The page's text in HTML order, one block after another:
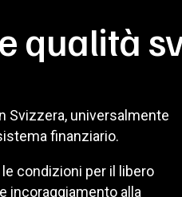
qualità
Svizzera, universalmente
finanziario.
condizioni per il libero
incoraggiamento alla